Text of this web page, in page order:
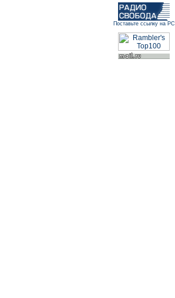
Поставьте ссылку на РС